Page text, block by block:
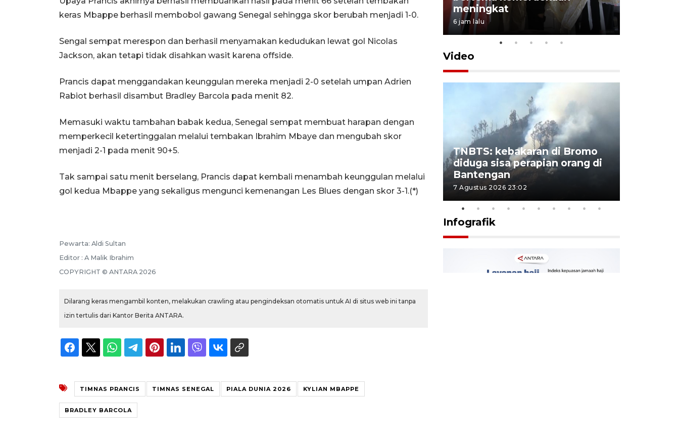
keras Mbappe berhasil membobol gawang Senegal sehingga skor berubah menjadi 1-0.
Sengal sempat merespon dan berhasil menyamakan kedudukan lewat gol Nicolas
Jackson, akan tetapi tidak disahkan wasit karena offside.
Prancis dapat menggandakan keunggulan mereka menjadi 2-0 setelah umpan Adrien
Rabiot berhasil disambut Bradley Barcola pada menit 82.
Memasuki waktu tambahan babak kedua, Senegal sempat membuat harapan dengan
memperkecil ketertinggalan melalui tembakan Ibrahim Mbaye dan mengubah skor
menjadi 2-1 pada menit 90+5.
Tak sampai satu menit berselang, Prancis dapat kembali menambah keunggulan melalui
gol kedua Mbappe yang sekaligus mengunci kemenangan Les Blues dengan skor 3-1.(*)
Pewarta: Aldi Sultan
Editor : A Malik Ibrahim
COPYRIGHT © ANTARA 2026
Dilarang keras mengambil konten, melakukan crawling atau pengindeksan otomatis untuk AI di situs web ini tanpa
izin tertulis dari Kantor Berita ANTARA.
TIMNAS PRANCIS TIMNAS SENEGAL PIALA DUNIA 2026 KYLIAN MBAPPE
BRADLEY BARCOLA
Niyama Tulungagung
7 Agustus 2026 14:36
meningkat
6 jam lalu
Video
kebakaran Bromo
6 Agustus 2026 18:23
TNBTS: kebakaran di Bromo
diduga sisa perapian orang di
Bantengan
7 Agustus 2026 23:02
Infografik